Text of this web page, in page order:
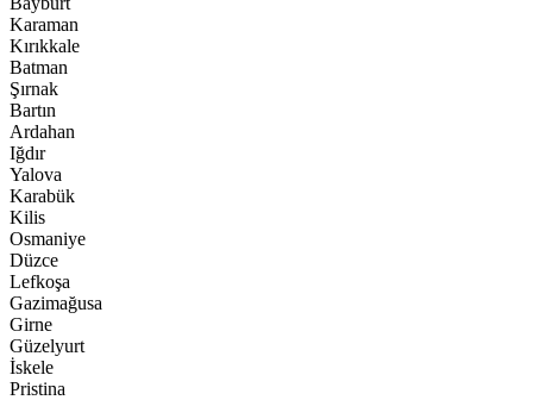
Karaman
Kırıkkale
Batman
Şırnak
Bartın
Ardahan
Iğdır
Yalova
Karabük
Kilis
Osmaniye
Düzce
Lefkoşa
Gazimağusa
Girne
Güzelyurt
İskele
Pristina